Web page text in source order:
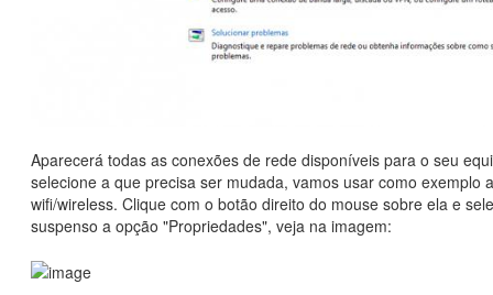
Aparecerá todas as conexões de rede disponíveis para o seu
selecione a que precisa ser mudada, vamos usar como exemplo
wifi/wireless. Clique com o botão direito do mouse sobre ela e
suspenso a opção "Propriedades", veja na imagem: